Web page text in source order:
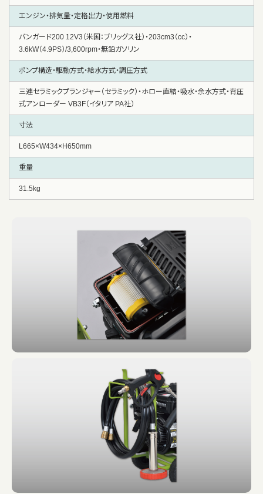
エンジン・排気量・定格出力・使用燃料
バンガード200 12V3（米国：ブリッグス社）・203cm3（cc）・
3.6kW（4.9PS）/3,600rpm・無鉛ガソリン
ポンプ構造・駆動方式・給水方式・調圧方式
三連セラミックプランジャー（セラミック）・ホロー直結・吸水・余水方式・背圧
式アンローダー VB3F（イタリア PA社）
寸法
L665×W434×H650mm
重量
31.5kg